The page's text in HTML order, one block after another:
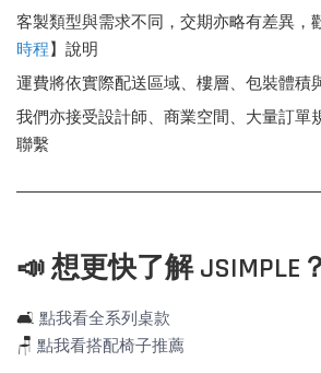
客製類型與需求不同，交期亦略有差異，
時程】說明
運費將依實際配送區域、樓層、包裝體積
我們亦接受設計師、商業空間、大量訂單
聯繫
📣 想更快了解 JSIMPLE？
🛋️ 點我看全系列桌款
🪑 點我看搭配椅子推薦